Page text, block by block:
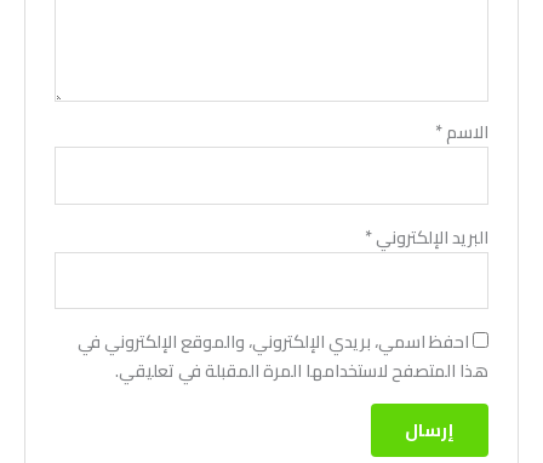
الاسم*
البريد الإلكتروني*
احفظ اسمي، بريدي الإلكتروني، والموقع الإلكتروني في
هذا المتصفح لاستخدامها المرة المقبلة في تعليقي.